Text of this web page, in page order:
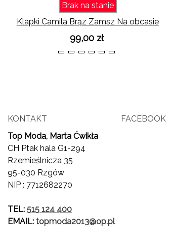
Brak na stanie
Klapki Camila Brąz Zamsz Na obcasie
99,00 zł
KONTAKT
Top Moda, Marta Ćwikła
CH Ptak hala G1-294
Rzemieślnicza 35
95-030 Rzgów
NIP : 7712682270
TEL: 515 124 400
EMAIL: topmoda2013@op.pl
FACEBOOK